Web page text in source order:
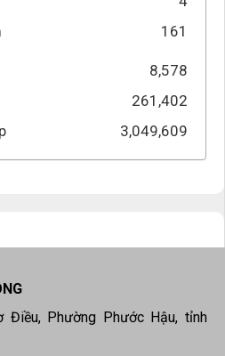
161
8,578
261,402
3,049,609
Điều, Phường Phước Hậu, tỉnh